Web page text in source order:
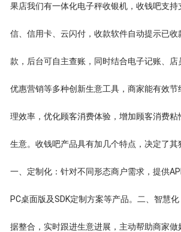
果店我们有一体化电子秤收银机，收钱吧支持
信、信用卡、云闪付，收款软件自动提示已收
款，后台可自主查账，同时结合电子记账、店
优惠营销等多种创新生意工具，商家能有效节
理效率，优化顾客消费体验，增加顾客消费粘
生意。收钱吧产品具有加几个特点，决定了其
一、定制化：针对不同形态商户需求，提供
PC桌面版及SDK定制方案等产品。二、智慧
据整合，实时跟进生意进展，主动帮助商家